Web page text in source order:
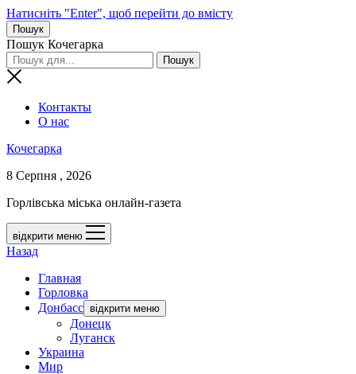
Натисніть "Enter", щоб перейти до вмісту
Пошук
Пошук Кочегарка
Контакты
О нас
Кочегарка
8 Серпня , 2026
Горлівська міська онлайн-газета
відкрити меню
Назад
Главная
Горловка
Донбасс відкрити меню
Донецк
Луганск
Украина
Мир